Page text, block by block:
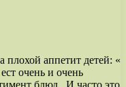
плохой аппетит детей: «
очень и очень
блюд. И часто это